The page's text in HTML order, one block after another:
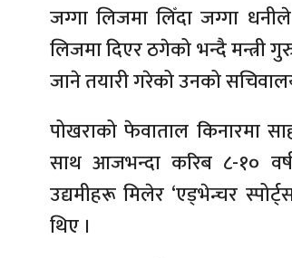
जग्गा लिजमा लिँदा जग्गा
लिजमा दिएर ठगेको भन्दै मन्त्री
जाने तयारी गरेको उनको
पोखराको फेवाताल किनारमा
साथ आजभन्दा करिब ८-१०
उद्यमीहरू मिलेर ‘एड्भेन्चर
थिए ।